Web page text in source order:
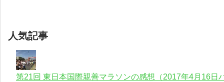
人気記事
第21回 東日本国際親善マラソンの感想（2017年4月16日